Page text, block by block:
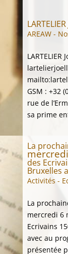
AREAW -
GSM : +32
rue de
sa prime
La
des
Bruxelles
Activités -
La
mercredi 6
Ecrivains
avec au
présentée